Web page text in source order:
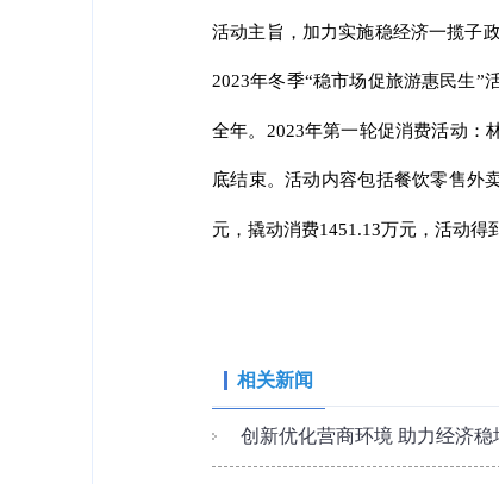
活动主旨，加力实施稳经济一揽子
2023年冬季“稳市场促旅游惠民生”
全年。2023年第一轮促消费活动：
底结束。活动内容包括餐饮零售外
元，撬动消费1451.13万元，活动得
相关新闻
创新优化营商环境 助力经济稳